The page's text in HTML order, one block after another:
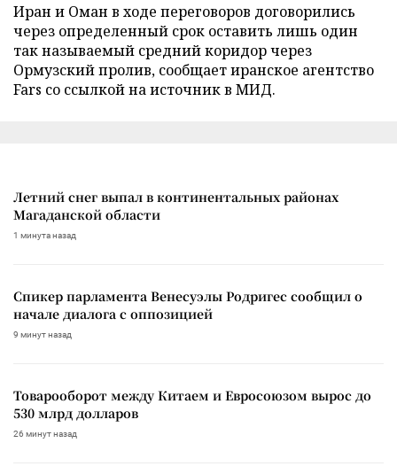
Иран и Оман в ходе переговоров договорились
через определенный срок оставить лишь один
так называемый средний коридор через
Ормузский пролив, сообщает иранское агентство
Fars со ссылкой на источник в МИД.
Летний снег выпал в континентальных районах
Магаданской области
1 минута назад
Спикер парламента Венесуэлы Родригес сообщил о
начале диалога с оппозицией
9 минут назад
Товарооборот между Китаем и Евросоюзом вырос до
530 млрд долларов
26 минут назад